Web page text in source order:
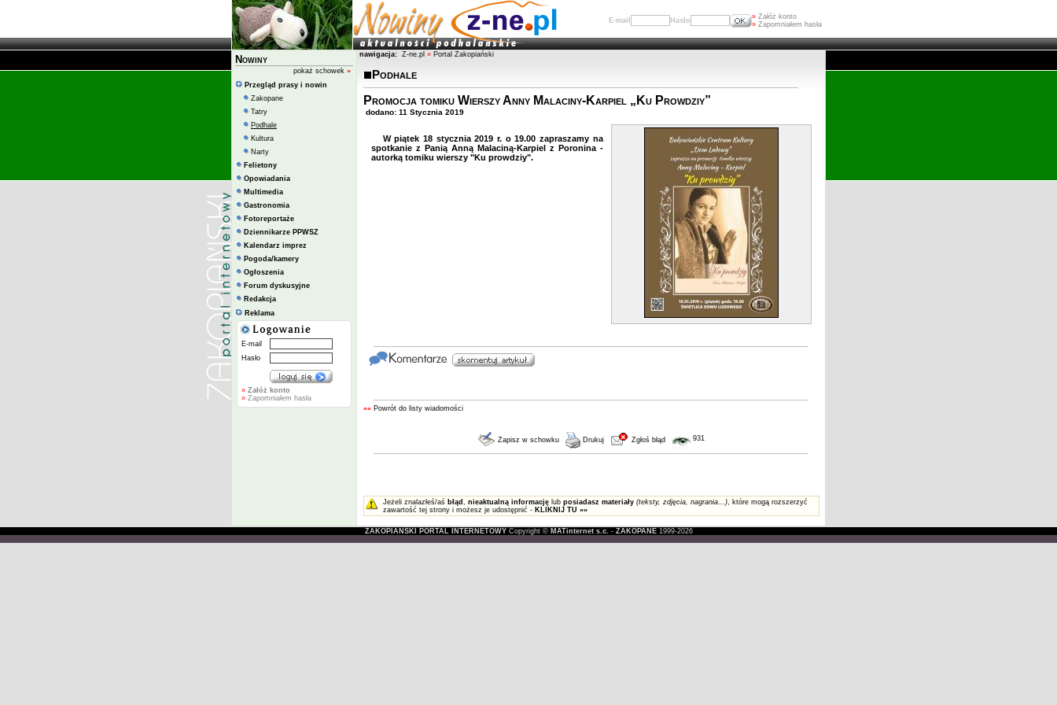
E-mail Hasło » Załóż konto
» Zapomniałem hasła
Nowiny
pokaż schowek »
Przegląd prasy i nowin
Zakopane
Tatry
Podhale
Kultura
Narty
Felietony
Opowiadania
Multimedia
Gastronomia
Fotoreportaże
Dziennikarze PPWSZ
Kalendarz imprez
Pogoda/kamery
Ogłoszenia
Forum dyskusyjne
Redakcja
Reklama
E-mail
Hasło
» Załóż konto
» Zapomniałem hasła
nawigacja: Z-ne.pl » Portal Zakopiański
Podhale
Promocja tomiku Wierszy Anny Malaciny-Karpiel „Ku Prowdziy”
dodano: 11 Stycznia 2019
W piątek 18 stycznia 2019 r. o 19.00 zapraszamy na
spotkanie z Panią Anną Malaciną-Karpiel z Poronina -
autorką tomiku wierszy "Ku prowdziy".
«« Powrót do listy wiadomości
Zapisz w schowku Drukuj Zgłoś błąd 931
Jeżeli znalazłeś/aś błąd , nieaktualną informacjęlub posiadasz materiały (teksty, zdjęcia, nagrania...), które mogą rozszerzyć
zawartość tej strony i możesz je udostępnić - KLIKNIJ TU »»
ZAKOPIAŃSKI PORTAL INTERNETOWYCopyright © MATinternet s.c. - ZAKOPANE1999-2026